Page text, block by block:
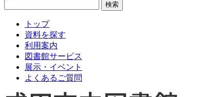
検索
トップ
資料を探す
利用案内
図書館サービス
展示・イベント
よくあるご質問